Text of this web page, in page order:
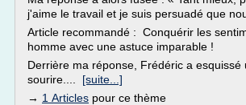
j'aime le travail et je suis persuadé que
Article recommandé : Conquérir les
homme avec une astuce imparable !
Derrière ma réponse, Frédéric a esquissé
sourire.... [suite...]
→ 1 Articles pour ce thème